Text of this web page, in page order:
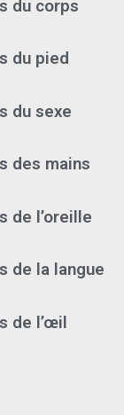
du corps
du pied
du sexe
des mains
de l’oreille
de la langue
de l’œil